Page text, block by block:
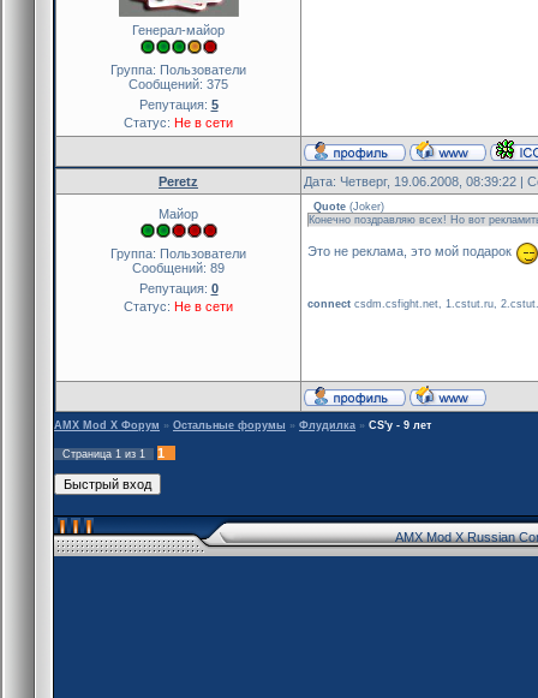
Генерал-майор
Группа: Пользователи
Сообщений: 375
Репутация: 5
Статус: Не в сети
Peretz Дата: Четверг, 19.06.2008, 08:39:22 |
Майор
Группа: Пользователи
Сообщений: 89
Репутация: 0
Статус: Не в сети
Quote (Joker)
Конечно поздравляю всех! Но вот
Это не реклама, это мой подарок
connect csdm.csfight.net, 1.cstut.ru,
AMX Mod X Форум » Остальные форумы » Флудилка » CS'у - 9 лет
Страница 1 из 1 1
AMX Mod X Russian